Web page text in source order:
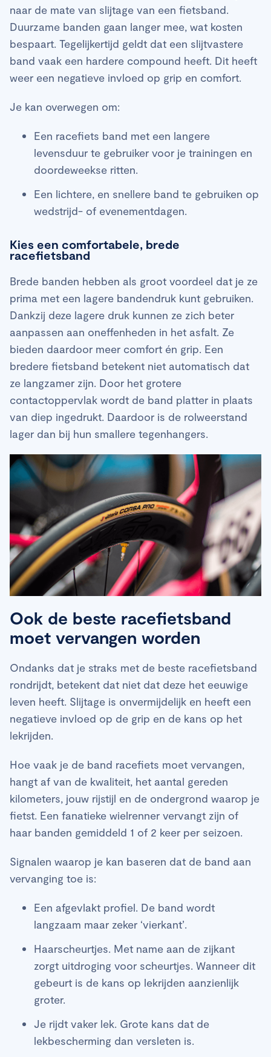
naar de mate van slijtage van een fietsband.
Duurzame banden gaan langer mee, wat kosten
bespaart. Tegelijkertijd geldt dat een slijtvastere
band vaak een hardere compound heeft. Dit heeft
weer een negatieve invloed op grip en comfort.
Je kan overwegen om:
Een racefiets band met een langere
levensduur te gebruiker voor je trainingen en
doordeweekse ritten.
Een lichtere, en snellere band te gebruiken op
wedstrijd- of evenementdagen.
Kies een comfortabele, brede
racefietsband
Brede banden hebben als groot voordeel dat je ze
prima met een lagere bandendruk kunt gebruiken.
Dankzij deze lagere druk kunnen ze zich beter
aanpassen aan oneffenheden in het asfalt. Ze
bieden daardoor meer comfort én grip. Een
bredere fietsband betekent niet automatisch dat
ze langzamer zijn. Door het grotere
contactoppervlak wordt de band platter in plaats
van diep ingedrukt. Daardoor is de rolweerstand
lager dan bij hun smallere tegenhangers.
Ook de beste racefietsband
moet vervangen worden
Ondanks dat je straks met de beste racefietsband
rondrijdt, betekent dat niet dat deze het eeuwige
leven heeft. Slijtage is onvermijdelijk en heeft een
negatieve invloed op de grip en de kans op het
lekrijden.
Hoe vaak je de band racefiets moet vervangen,
hangt af van de kwaliteit, het aantal gereden
kilometers, jouw rijstijl en de ondergrond waarop je
fietst. Een fanatieke wielrenner vervangt zijn of
haar banden gemiddeld 1 of 2 keer per seizoen.
Signalen waarop je kan baseren dat de band aan
vervanging toe is:
Een afgevlakt profiel. De band wordt
langzaam maar zeker ‘vierkant’.
Haarscheurtjes. Met name aan de zijkant
zorgt uitdroging voor scheurtjes. Wanneer dit
gebeurt is de kans op lekrijden aanzienlijk
groter.
Je rijdt vaker lek. Grote kans dat de
lekbescherming dan versleten is.